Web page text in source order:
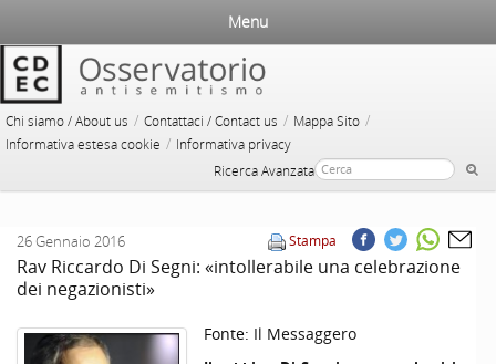
Chi siamo / About us / Contattaci / Contact us / Mappa Sito /
Informativa estesa cookie / Informativa privacy
Ricerca Avanzata
Menu
Stampa
26 Gennaio 2016
Rav Riccardo Di Segni: «intollerabile una celebrazione
dei negazionisti»
Fonte: Il Messaggero